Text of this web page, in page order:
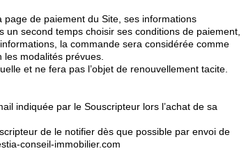
de paiement du Site, ses informations
second temps choisir ses conditions de paiement,
la commande sera considérée comme
modalités prévues.
et ne fera pas l’objet de renouvellement tacite.
indiquée par le Souscripteur lors l’achat de sa
de le notifier dès que possible par envoi de
conseil-immobilier.com